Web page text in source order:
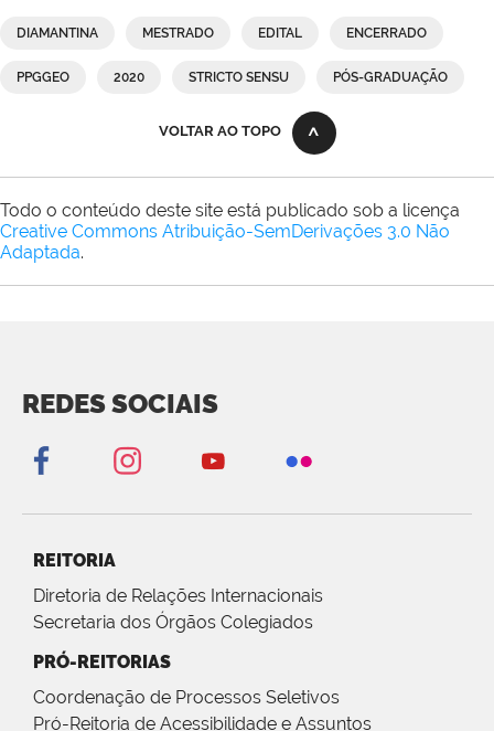
DIAMANTINA MESTRADO EDITAL ENCERRADO
PPGGEO 2020 STRICTO SENSU PÓS-GRADUAÇÃO
VOLTAR AO TOPO
Todo o conteúdo deste site está publicado sob a licença
Creative Commons Atribuição-SemDerivações 3.0 Não
Adaptada.
REDES SOCIAIS
REITORIA
Diretoria de Relações Internacionais
Secretaria dos Órgãos Colegiados
PRÓ-REITORIAS
Coordenação de Processos Seletivos
Pró-Reitoria de Acessibilidade e Assuntos